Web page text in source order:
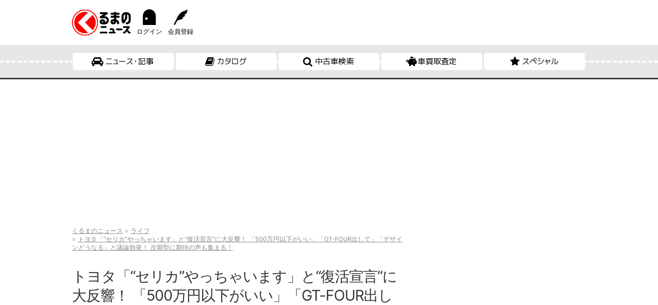
ログイン 会員登録
ニュース・記事 カタログ 中古車検索 車買取査定 スペシャル
くるまのニュース
ライフ
トヨタ「“セリカ”やっちゃいます」と“復活宣言”に大反響！ 「500万円以下がいい」「GT-FOUR出して」「デザイ
ンどうなる」と議論勃発！ 次期型に期待の声も集まる！
トヨタ「“セリカ”やっちゃいます」と“復活宣言”に
大反響！ 「500万円以下がいい」「GT-FOUR出し